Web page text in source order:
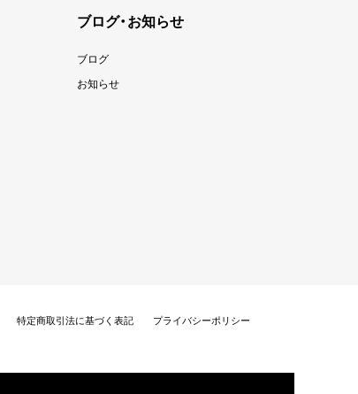
ブログ・お知らせ
ブログ
お知らせ
特定商取引法に基づく表記 プライバシーポリシー